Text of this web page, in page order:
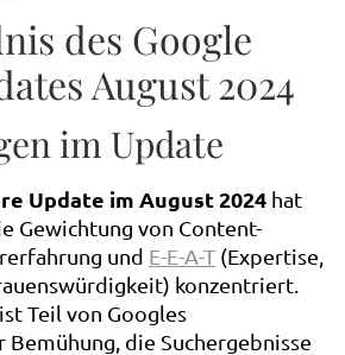
des Google
August 2024
im Update
Update im August 2024 hat
Gewichtung von Content-
und E-E-A-T (Expertise,
konzentriert.
Teil von Googles
die Suchergebnisse